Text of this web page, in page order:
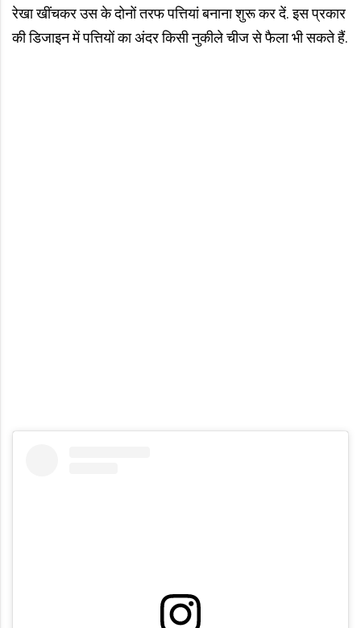
रेखा खींचकर उस के दोनों तरफ पत्तियां बनाना शुरू कर दें. इस प्रकार
की डिजाइन में पत्तियों का अंदर किसी नुकीले चीज से फैला भी सकते हैं.